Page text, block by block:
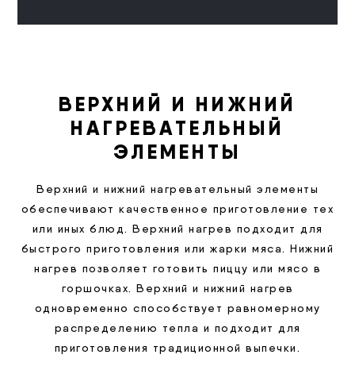
ВЕРХНИЙ И НИЖНИЙ
НАГРЕВАТЕЛЬНЫЙ
ЭЛЕМЕНТЫ
Верхний и нижний нагревательный элементы
обеспечивают качественное приготовление тех
или иных блюд. Верхний нагрев подходит для
быстрого приготовления или жарки мяса. Нижний
нагрев позволяет готовить пиццу или мясо в
горшочках. Верхний и нижний нагрев
одновременно способствует равномерному
распределению тепла и подходит для
приготовления традиционной выпечки.